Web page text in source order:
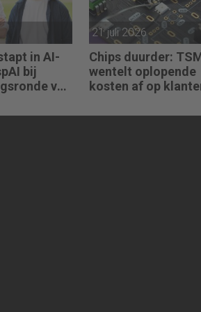
in AI-
bij
van
21 juli 2026
Chips duurder:
wentelt oplopende
kosten af op